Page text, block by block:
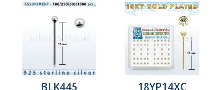
BLK445 18YP14XC